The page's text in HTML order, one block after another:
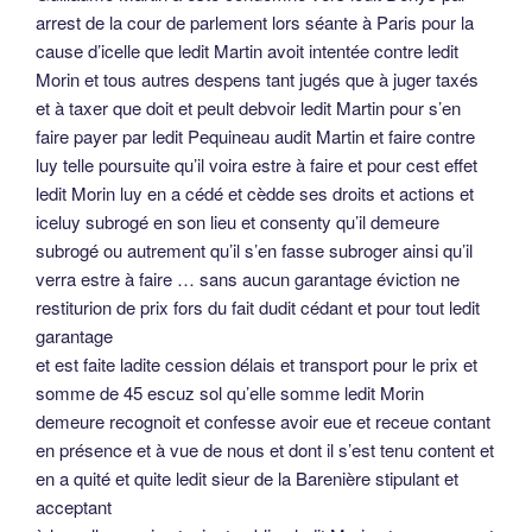
restiturion de prix fors du fait dudit cédant et pour tout ledit
garantage
et est faite ladite cession délais et transport pour le prix et
somme de 45 escuz sol qu’elle somme ledit Morin
demeure recognoit et confesse avoir eue et receue contant
en présence et à vue de nous et dont il s’est tenu content et
en a quité et quite ledit sieur de la Barenière stipulant et
acceptant
à laquelle cession tenir etc oblige ledit Morin etc renonczant
etc
fait en présence de Jehan Fleuriot
Cette vue est la propriété des Archives Départementales
du Maine-et-Loire.Cliquez pour agrandir.
Odile Halbert –Reproduction interdite sur
autre endroit d’Internet